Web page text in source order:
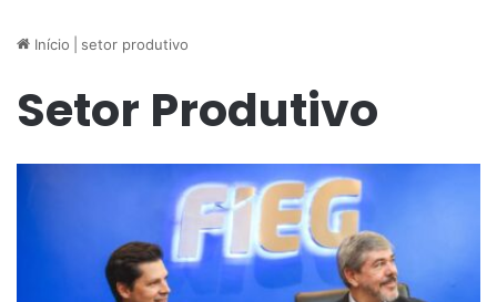
Início setor produtivo
Setor Produtivo